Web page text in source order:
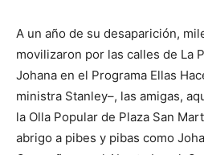
A un año de su desaparición,
movilizaron por las calles de La
Johana en el Programa Ellas
ministra Stanley–, las amigas,
la Olla Popular de Plaza San
abrigo a pibes y pibas como